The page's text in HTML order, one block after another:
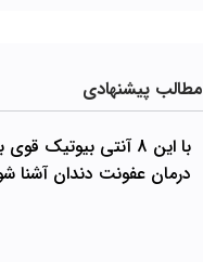
مطالب پیشنهادی
با این 8 آنتی بیوتیک
درمان عفونت دندان آشنا